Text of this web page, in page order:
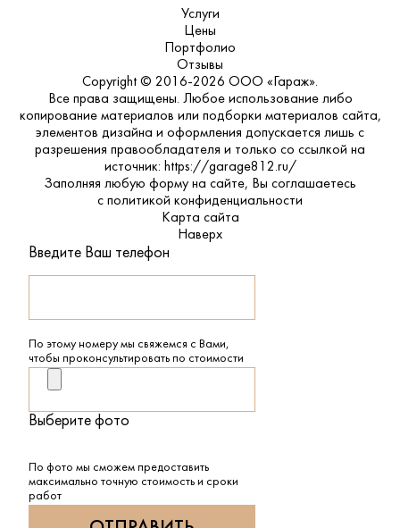
Услуги
Цены
Портфолио
Отзывы
Copyright © 2016-2026 ООО «Гараж».
Все права защищены. Любое использование либо
копирование материалов или подборки материалов сайта,
элементов дизайна и оформления допускается лишь с
разрешения правообладателя и только со ссылкой на
источник: https://garage812.ru/
Заполняя любую форму на сайте, Вы соглашаетесь
с политикой конфиденциальности
Карта сайта
Наверх
Введите Ваш телефон
По этому номеру мы свяжемся с Вами,
чтобы проконсультировать по стоимости
Выберите фото
По фото мы сможем предоставить
максимально точную стоимость и сроки
работ